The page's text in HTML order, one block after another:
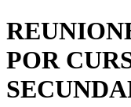
POR